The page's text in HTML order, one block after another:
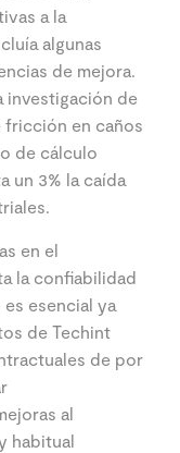
a la
algunas
de mejora.
investigación de
fricción en caños
de cálculo
un 3% la caída
en el
la confiabilidad
esencial ya
de Techint
de por
al
habitual